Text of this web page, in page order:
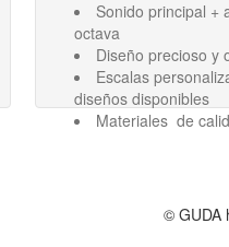
Sonido principal +
octava
Diseño precioso y
Escalas
diseños disponibles
Materiales de
© GUDA